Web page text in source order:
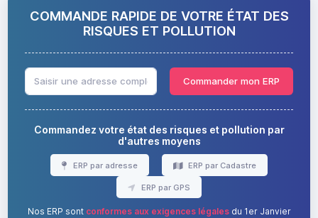
COMMANDE RAPIDE DE VOTRE ÉTAT DES
RISQUES ET POLLUTION
Commander mon ERP
Commandez votre état des risques et pollution par
d'autres moyens
ERP par adresse ERP par Cadastre
ERP par GPS
Nos ERP sont conformes aux exigences légalesdu 1er Janvier